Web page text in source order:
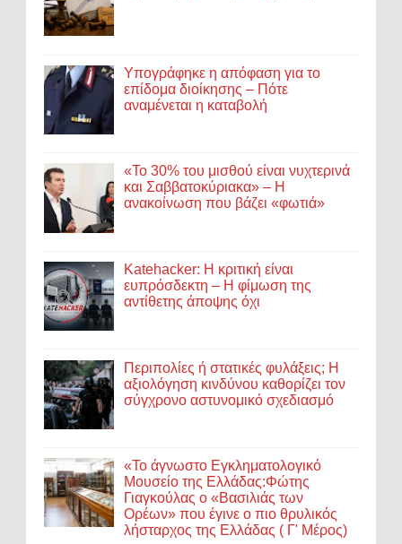
Υπογράφηκε η απόφαση για το
επίδομα διοίκησης – Πότε
αναμένεται η καταβολή
«Το 30% του μισθού είναι νυχτερινά
και Σαββατοκύριακα» – Η
ανακοίνωση που βάζει «φωτιά»
Katehacker: Η κριτική είναι
ευπρόσδεκτη – Η φίμωση της
αντίθετης άποψης όχι
Περιπολίες ή στατικές φυλάξεις; Η
αξιολόγηση κινδύνου καθορίζει τον
σύγχρονο αστυνομικό σχεδιασμό
«Το άγνωστο Εγκληματολογικό
Μουσείο της Ελλάδας:Φώτης
Γιαγκούλας ο «Βασιλιάς των
Ορέων» που έγινε ο πιο θρυλικός
λήσταρχος της Ελλάδας ( Γ' Μέρος)